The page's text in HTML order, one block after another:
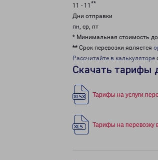
11 - 11 **
Дни отправки
пн, ср, пт
* Минимальная стоимость
** Срок перевозки является
Рассчитайте в калькуляторе
Скачать тарифы
Тарифы на услуги
Тарифы на перевозку